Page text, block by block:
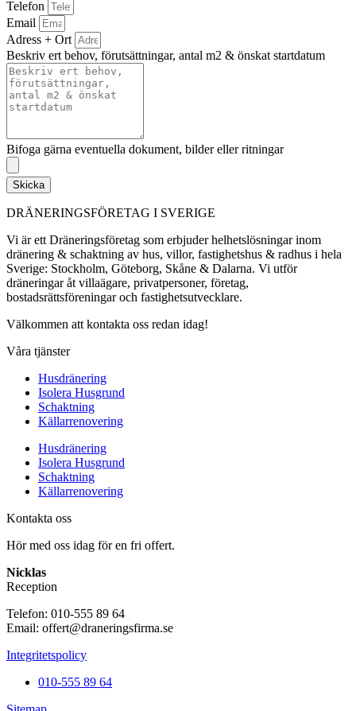
Telefon
Email
Adress + Ort
Beskriv ert behov, förutsättningar, antal m2 & önskat startdatum
Bifoga gärna eventuella dokument, bilder eller ritningar
Skicka
DRÄNERINGSFÖRETAG I SVERIGE
Vi är ett Dräneringsföretag som erbjuder helhetslösningar inom
dränering & schaktning av hus, villor, fastighetshus & radhus i hela
Sverige: Stockholm, Göteborg, Skåne & Dalarna. Vi utför
dräneringar åt villaägare, privatpersoner, företag,
bostadsrättsföreningar och fastighetsutvecklare.
Välkommen att kontakta oss redan idag!
Våra tjänster
Husdränering
Isolera Husgrund
Schaktning
Källarrenovering
Husdränering
Isolera Husgrund
Schaktning
Källarrenovering
Kontakta oss
Hör med oss idag för en fri offert.
Nicklas
Reception
Telefon: 010-555 89 64
Email: offert@draneringsfirma.se
Integritetspolicy
010-555 89 64